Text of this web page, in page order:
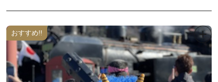
にお問い合わせ下さい。
※現在、日光彫体験は、 小学校５年生以上の団体（１０名以上、一
般団体も可）のみ
とさせていただいております。
その他の団体様・個人の方について等、詳細は下記までお問合せく
おすすめ!!